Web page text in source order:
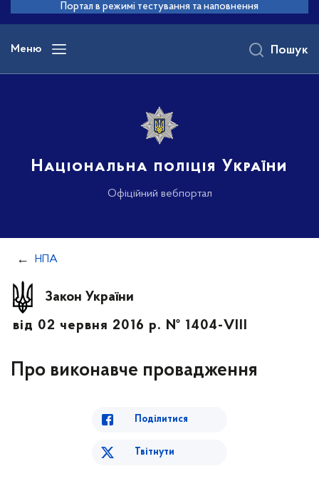
основного
вмісту
Портал в режимі тестування та наповнення
Меню
Національна поліція України
Офіційний вебпортал
Пошук
НПА
Закон України
від 02 червня 2016 р. № 1404-VIII
Про виконавче провадження
Поділитися
Твітнути